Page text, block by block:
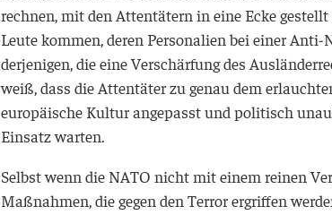
rechnen, mit den Attentätern in eine Ecke
Leute kommen, deren Personalien bei einer Anti-
derjenigen, die eine Verschärfung des
weiß, dass die Attentäter zu genau dem
europäische Kultur angepasst und politisch
Einsatz warten.
Selbst wenn die NATO nicht mit einem reinen
Maßnahmen, die gegen den Terror ergriffen